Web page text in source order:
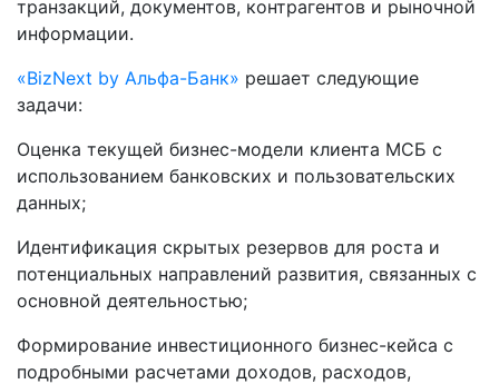
транзакций, документов, контрагентов и рыночной
информации.
«BizNext by Альфа-Банк» решает следующие
задачи:
Оценка текущей бизнес-модели клиента МСБ с
использованием банковских и пользовательских
данных;
Идентификация скрытых резервов для роста и
потенциальных направлений развития, связанных с
основной деятельностью;
Формирование инвестиционного бизнес-кейса с
подробными расчетами доходов, расходов,